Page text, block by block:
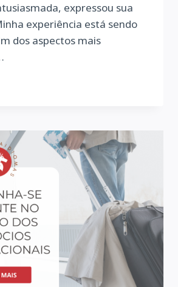
expressou sua
experiência está sendo
dos aspectos mais